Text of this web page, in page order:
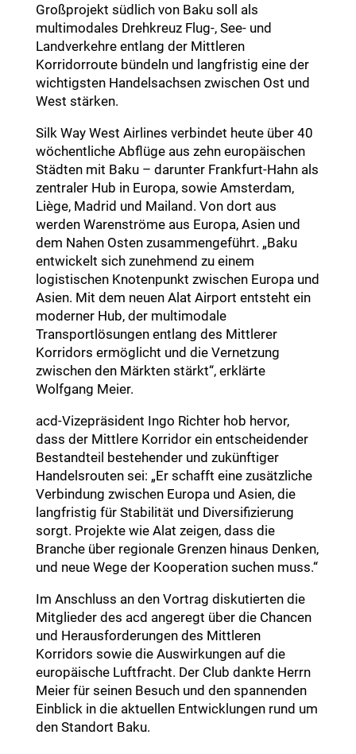
Großprojekt südlich von Baku soll als
multimodales Drehkreuz Flug-, See- und
Landverkehre entlang der Mittleren
Korridorroute bündeln und langfristig eine der
wichtigsten Handelsachsen zwischen Ost und
West stärken.
Silk Way West Airlines verbindet heute über 40
wöchentliche Abflüge aus zehn europäischen
Städten mit Baku – darunter Frankfurt-Hahn als
zentraler Hub in Europa, sowie Amsterdam,
Liège, Madrid und Mailand. Von dort aus
werden Warenströme aus Europa, Asien und
dem Nahen Osten zusammengeführt. „Baku
entwickelt sich zunehmend zu einem
logistischen Knotenpunkt zwischen Europa und
Asien. Mit dem neuen Alat Airport entsteht ein
moderner Hub, der multimodale
Transportlösungen entlang des Mittlerer
Korridors ermöglicht und die Vernetzung
zwischen den Märkten stärkt“, erklärte
Wolfgang Meier.
acd-Vizepräsident Ingo Richter hob hervor,
dass der Mittlere Korridor ein entscheidender
Bestandteil bestehender und zukünftiger
Handelsrouten sei: „Er schafft eine zusätzliche
Verbindung zwischen Europa und Asien, die
langfristig für Stabilität und Diversifizierung
sorgt. Projekte wie Alat zeigen, dass die
Branche über regionale Grenzen hinaus Denken,
und neue Wege der Kooperation suchen muss.“
Im Anschluss an den Vortrag diskutierten die
Mitglieder des acd angeregt über die Chancen
und Herausforderungen des Mittleren
Korridors sowie die Auswirkungen auf die
europäische Luftfracht. Der Club dankte Herrn
Meier für seinen Besuch und den spannenden
Einblick in die aktuellen Entwicklungen rund um
den Standort Baku.